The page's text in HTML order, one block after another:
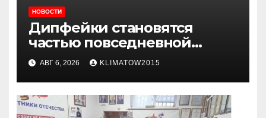
НОВОСТИ
Дипфейки становятся
частью повседневной
жизни: почему жителям
Ингушетии важно быть
внимательнее
АВГ 6, 2026 KLIMATOW2015